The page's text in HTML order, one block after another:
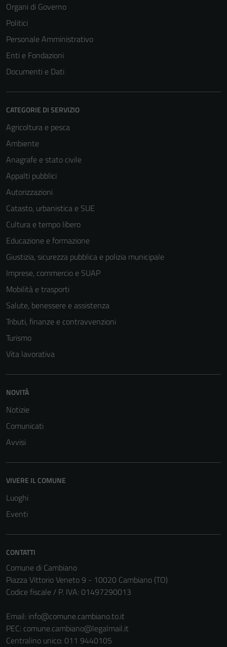
Organi di Governo
Politici
Personale Amministrativo
Enti e Fondazioni
Documenti e Dati
CATEGORIE DI SERVIZIO
Agricoltura e pesca
Ambiente
Anagrafe e stato civile
Appalti pubblici
Autorizzazioni
Catasto, urbanistica e SUE
Cultura e tempo libero
Educazione e formazione
Giustizia, sicurezza pubblica e polizia municipale
Imprese, commercio e SUAP
Mobilità e trasporti
Salute, benessere e assistenza
Tributi, finanze e contravvenzioni
Turismo
Vita lavorativa
NOVITÀ
Notizie
Comunicati
Avvisi
VIVERE IL COMUNE
Luoghi
Eventi
CONTATTI
Comune di Cambiano
Piazza Vittorio Veneto 9 - 10020 Cambiano (TO)
Codice fiscale / P. IVA: 01497290013
Email: info@comune.cambiano.to.it
PEC: comune.cambiano@legalmail.it
Centralino unico: 011 9440105